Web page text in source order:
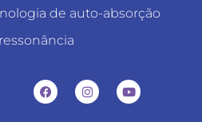
de auto-absorção